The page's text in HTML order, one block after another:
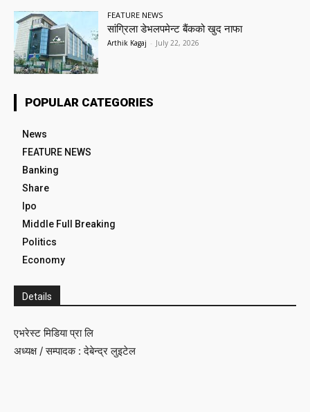
FEATURE NEWS
सांग्रिला डेभलपमेन्ट बैंकको खुद नाफा
Arthik Kagaj - July 22, 2026
POPULAR CATEGORIES
News
FEATURE NEWS
Banking
Share
Ipo
Middle Full Breaking
Politics
Economy
Details
एभरेस्ट मिडिया प्रा लि
अध्यक्ष / सम्पादक : देबेन्द्र लुइटेल